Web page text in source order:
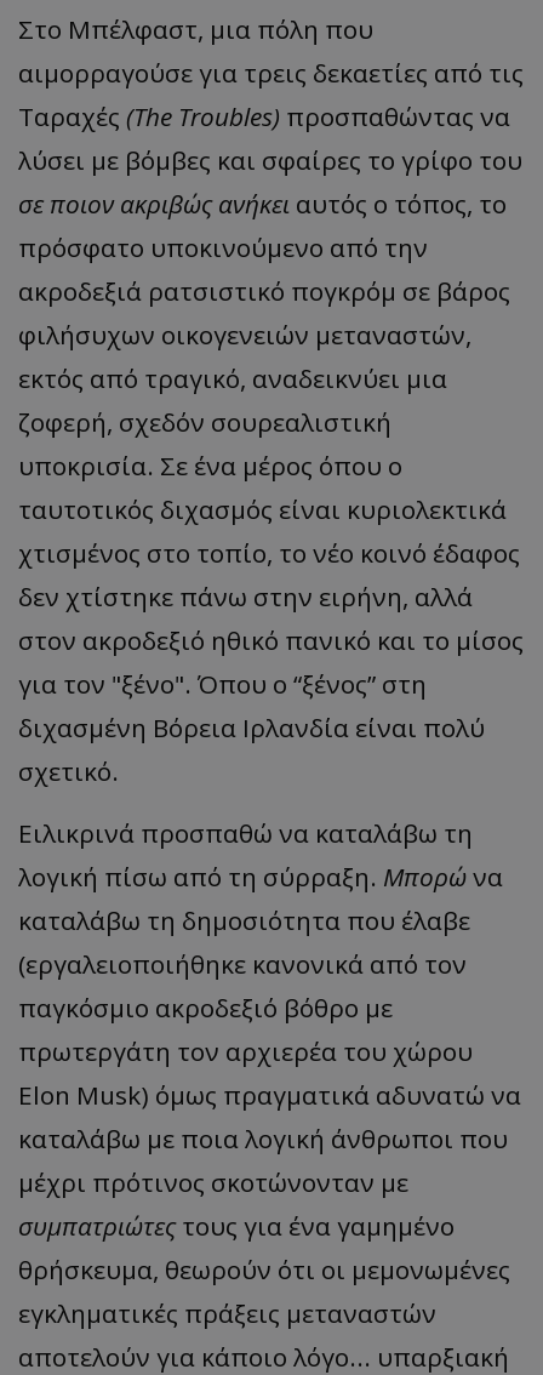
Στο Μπέλφαστ, μια πόλη που
αιμορραγούσε για τρεις δεκαετίες από τις
Ταραχές (The Troubles) προσπαθώντας να
λύσει με βόμβες και σφαίρες το γρίφο του
σε ποιον ακριβώς ανήκει αυτός ο τόπος, το
πρόσφατο υποκινούμενο από την
ακροδεξιά ρατσιστικό πογκρόμ σε βάρος
φιλήσυχων οικογενειών μεταναστών,
εκτός από τραγικό, αναδεικνύει μια
ζοφερή, σχεδόν σουρεαλιστική
υποκρισία. Σε ένα μέρος όπου ο
ταυτοτικός διχασμός είναι κυριολεκτικά
χτισμένος στο τοπίο, το νέο κοινό έδαφος
δεν χτίστηκε πάνω στην ειρήνη, αλλά
στον ακροδεξιό ηθικό πανικό και το μίσος
για τον "ξένο". Όπου ο “ξένος” στη
διχασμένη Βόρεια Ιρλανδία είναι πολύ
σχετικό.
Ειλικρινά προσπαθώ να καταλάβω τη
λογική πίσω από τη σύρραξη. Μπορώνα
καταλάβω τη δημοσιότητα που έλαβε
(εργαλειοποιήθηκε κανονικά από τον
παγκόσμιο ακροδεξιό βόθρο με
πρωτεργάτη τον αρχιερέα του χώρου
Elon Musk) όμως πραγματικά αδυνατώ να
καταλάβω με ποια λογική άνθρωποι που
μέχρι πρότινος σκοτώνονταν με
συμπατριώτεςτους για ένα γαμημένο
θρήσκευμα, θεωρούν ότι οι μεμονωμένες
εγκληματικές πράξεις μεταναστών
αποτελούν για κάποιο λόγο... υπαρξιακή